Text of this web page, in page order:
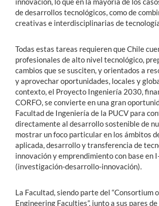
de desarrollos tecnológicos, como de
creativas e interdisciplinarias de
Todas estas tareas requieren que Chile
profesionales de alto nivel tecnológico,
cambios que se susciten, y orientados a
y aprovechar oportunidades, locales y
contexto, el Proyecto Ingeniería 2030,
CORFO, se convierte en una gran
Facultad de Ingeniería de la PUCV para
directamente al desarrollo sostenible de
mostrar un foco particular en los ámbitos
aplicada, desarrollo y transferencia de
innovación y emprendimiento con base en
(investigación-desarrollo-innovación).
La Facultad, siendo parte del “Consortium
Engineering Faculties”, junto a sus pares